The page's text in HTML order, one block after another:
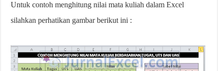
Untuk contoh menghitung nilai mata kuliah dalam Excel
silahkan perhatikan gambar berikut ini :